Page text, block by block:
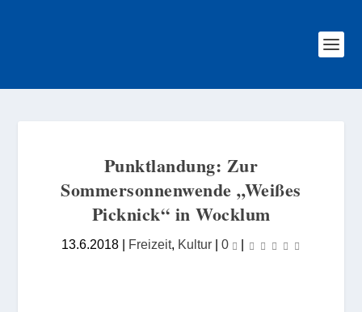
Punktlandung: Zur
Sommersonnenwende „Weißes
Picknick“ in Wocklum
13.6.2018 | Freizeit, Kultur | 0 |